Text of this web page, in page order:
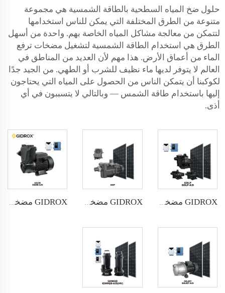
حلول ضخ المياه السطحية بالطاقة الشمسية هي مجموعة
متنوعة من الطرق المختلفة التي يمكن للناس استخدامها
لتتمكن من معالجة مشاكل المياه الخاصة بهم. واحدة من أسهل
الطرق هي استخدام الطاقة الشمسية لتشغيل مضخات ترفع
الماء من أعماق الأرض. هذا مهم لأن العديد من المناطق في
العالم لا يتوفر لديها ماء نظيف للشرب أو الطهي. من الجيد جدًا
لكوكبنا أن يتمكن الناس من الحصول على المياه التي يحتاجون
إليها باستخدام طاقة الشمس — وبالتالي لا يتسببون في أي
أذى.
GIDROX مضخة حوض سباحة شمسية DC&AC/DC بدون فرشاة - GDLP GDLP-A/D GIDROX مضخة حوض سباحة شمسية DC بدون فرشاة - GSP GIDROX مضخة شمسية سطحية بدون فرشاة DC&AC/DC - GSQB-A/D GSZB-A/D